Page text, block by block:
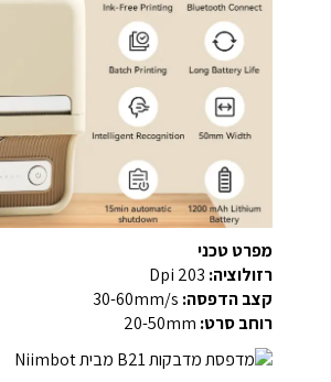
מפרט טכני
רזולוציה:
קצב הדפסה:
רוחב סרט: